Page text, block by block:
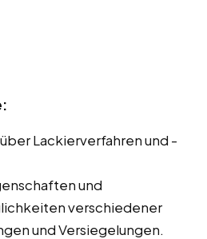
Lackierverfahren und -
und
verschiedener
und Versiegelungen.